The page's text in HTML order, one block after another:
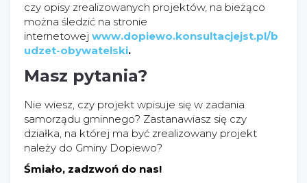
czy opisy zrealizowanych projektów, na bieżąco
można śledzić na stronie
internetowej www.dopiewo.konsultacjejst.pl/b
udzet-obywatelski.
Masz pytania?
Nie wiesz, czy projekt wpisuje się w zadania
samorządu gminnego? Zastanawiasz się czy
działka, na której ma być zrealizowany projekt
należy do Gminy Dopiewo?
Śmiało, zadzwoń do nas!